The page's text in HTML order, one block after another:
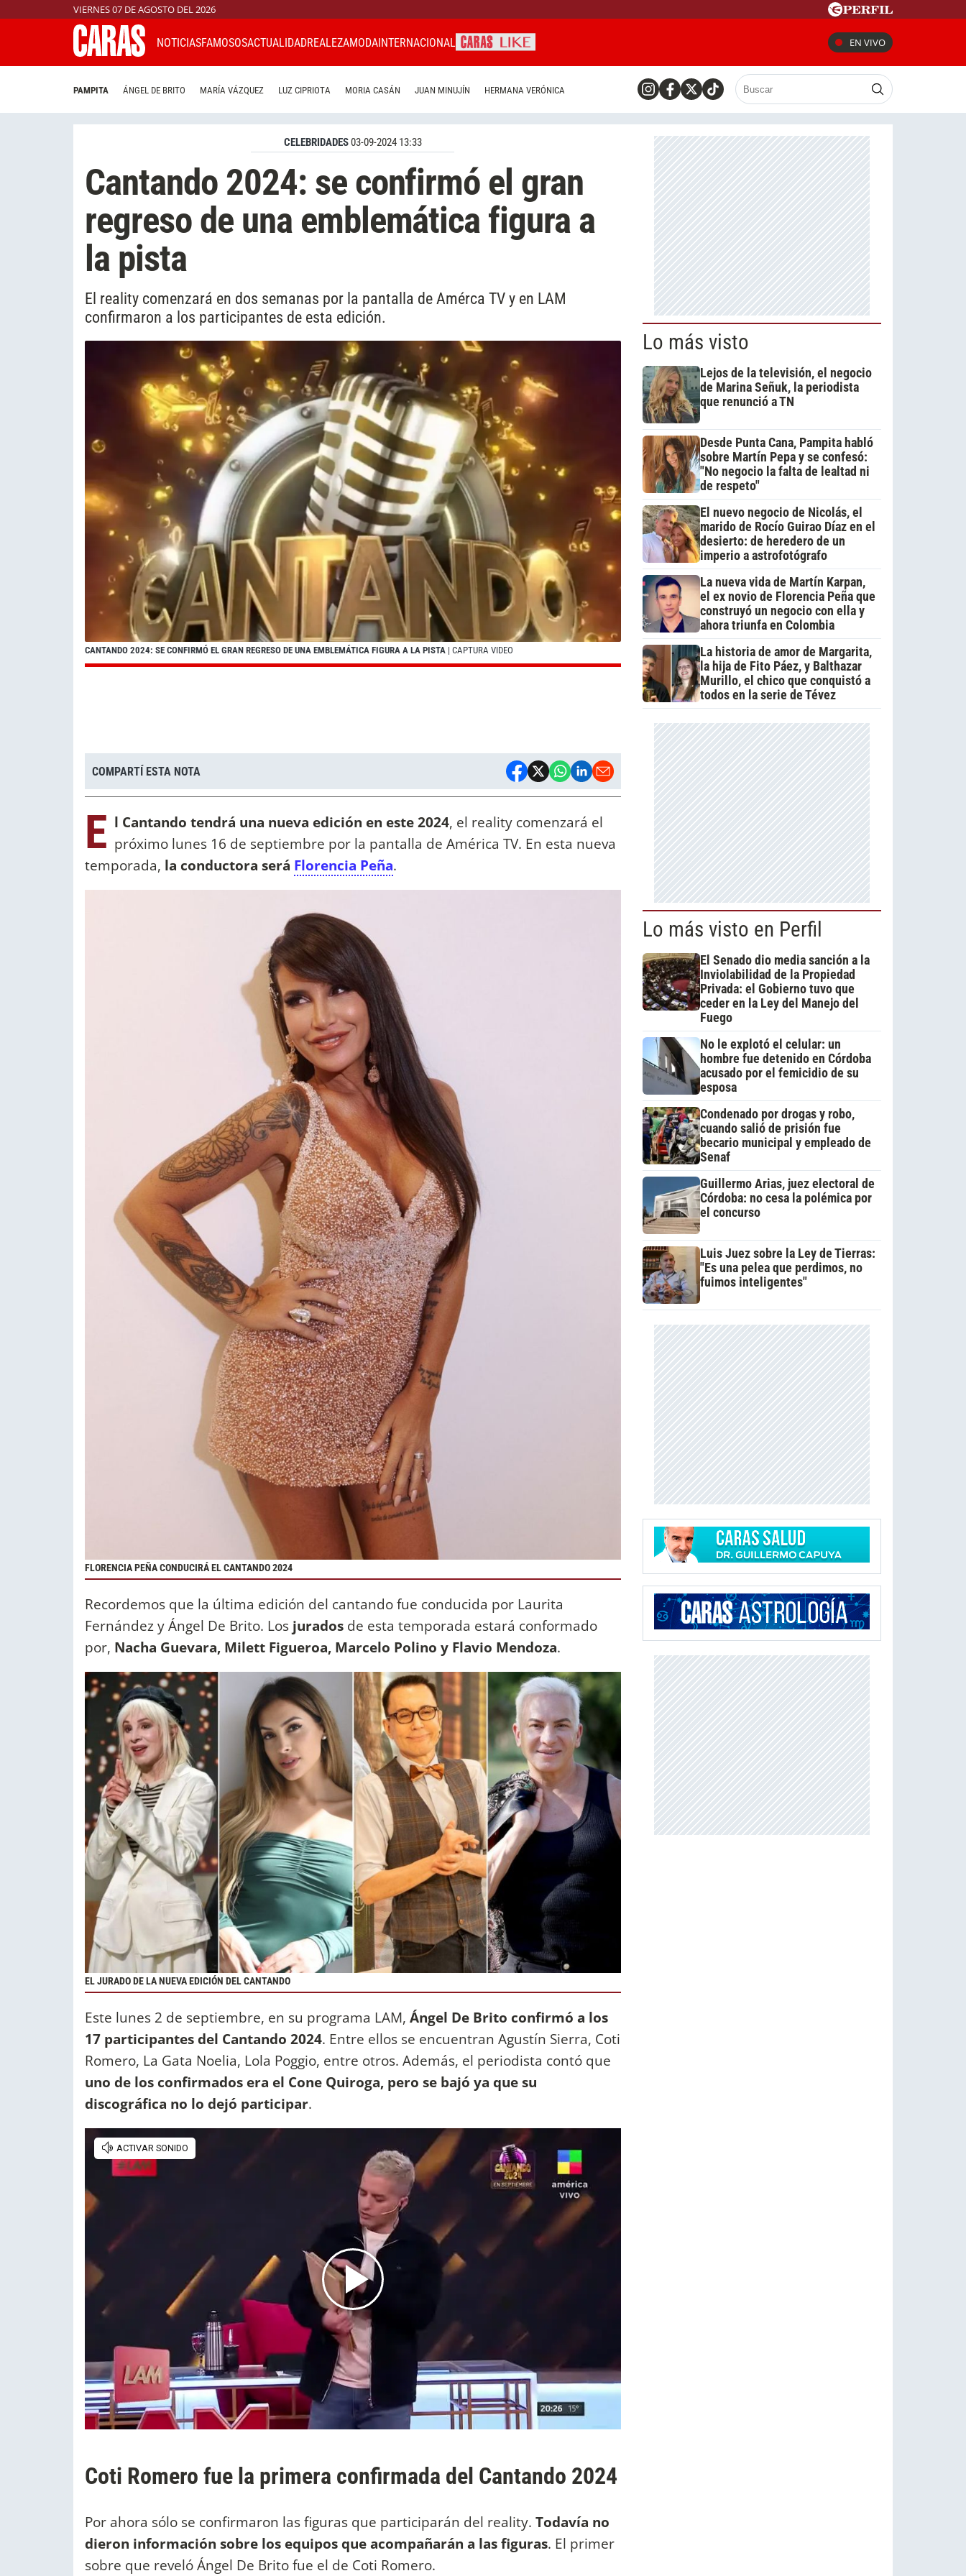
VIERNES 07 DE AGOSTO DEL 2026
NOTICIASFAMOSOSACTUALIDADREALEZAMODAINTERNACIONAL EN VIVO
PAMPITA ÁNGEL DE BRITO MARÍA VÁZQUEZ LUZ CIPRIOTA MORIA CASÁN JUAN MINUJÍN HERMANA VERÓNICA
CELEBRIDADES03-09-2024 13:33
Cantando 2024: se confirmó el gran
regreso de una emblemática figura a
la pista
El reality comenzará en dos semanas por la pantalla de Amérca TV y en LAM
confirmaron a los participantes de esta edición.
CANTANDO 2024: SE CONFIRMÓ EL GRAN REGRESO DE UNA EMBLEMÁTICA FIGURA A LA PISTA | CAPTURA VIDEO
COMPARTÍ ESTA NOTA
E l Cantando tendrá una nueva edición en este 2024, el reality comenzará el
próximo lunes 16 de septiembre por la pantalla de América TV. En esta nueva
temporada, la conductora será Florencia Peña.
FLORENCIA PEÑA CONDUCIRÁ EL CANTANDO 2024
Recordemos que la última edición del cantando fue conducida por Laurita
Fernández y Ángel De Brito. Los jurados de esta temporada estará conformado
por, Nacha Guevara, Milett Figueroa, Marcelo Polino y Flavio Mendoza.
EL JURADO DE LA NUEVA EDICIÓN DEL CANTANDO
Este lunes 2 de septiembre, en su programa LAM, Ángel De Brito confirmó a los
17 participantes del Cantando 2024. Entre ellos se encuentran Agustín Sierra, Coti
Romero, La Gata Noelia, Lola Poggio, entre otros. Además, el periodista contó que
uno de los confirmados era el Cone Quiroga, pero se bajó ya que su
discográfica no lo dejó participar.
Coti Romero fue la primera confirmada del Cantando 2024
Por ahora sólo se confirmaron las figuras que participarán del reality. Todavía no
dieron información sobre los equipos que acompañarán a las figuras. El primer
sobre que reveló Ángel De Brito fue el de Coti Romero.
Lo más visto
Lejos de la televisión, el negocio
de Marina Señuk, la periodista
que renunció a TN
Desde Punta Cana, Pampita habló
sobre Martín Pepa y se confesó:
"No negocio la falta de lealtad ni
de respeto"
El nuevo negocio de Nicolás, el
marido de Rocío Guirao Díaz en el
desierto: de heredero de un
imperio a astrofotógrafo
La nueva vida de Martín Karpan,
el ex novio de Florencia Peña que
construyó un negocio con ella y
ahora triunfa en Colombia
La historia de amor de Margarita,
la hija de Fito Páez, y Balthazar
Murillo, el chico que conquistó a
todos en la serie de Tévez
Lo más visto en Perfil
El Senado dio media sanción a la
Inviolabilidad de la Propiedad
Privada: el Gobierno tuvo que
ceder en la Ley del Manejo del
Fuego
No le explotó el celular: un
hombre fue detenido en Córdoba
acusado por el femicidio de su
esposa
Condenado por drogas y robo,
cuando salió de prisión fue
becario municipal y empleado de
Senaf
Guillermo Arias, juez electoral de
Córdoba: no cesa la polémica por
el concurso
Luis Juez sobre la Ley de Tierras:
"Es una pelea que perdimos, no
fuimos inteligentes"